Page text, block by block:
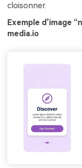
cloisonner.
Exemple d’image
media.io